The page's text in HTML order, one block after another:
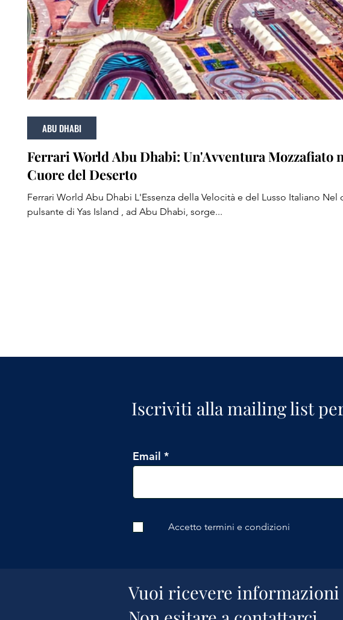
Ferrari World Abu Dhabi: Un'Avventura Mozzafiato
Cuore del Deserto
Ferrari World Abu Dhabi L'Essenza della Velocità e del Lusso Italiano Nel
pulsante di Yas Island , ad Abu Dhabi, sorge...
ABU DHABI
Vuoi ricevere informazioni
Iscriviti alla mailing list
Email
Accetto termini e condizioni